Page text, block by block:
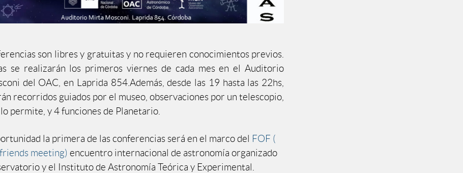
son libres y gratuitas y no requieren conocimientos previos.
se realizarán los primeros viernes de cada mes en el Auditorio
del OAC, en Laprida 854.Además, desde las 19 hasta las 22hs,
recorridos guiados por el museo, observaciones por un telescopio,
permite, y 4 funciones de Planetario.
la primera de las conferencias será en el marco del FOF (
meeting) encuentro internacional de astronomía organizado
y el Instituto de Astronomía Teórica y Experimental.